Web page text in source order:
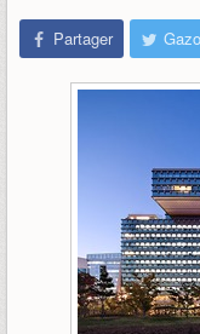
Partager